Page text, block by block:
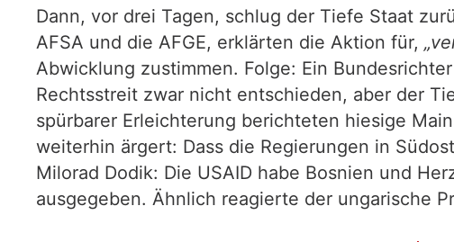
Dann, vor drei Tagen, schlug der Tiefe Staat
AFSA und die AFGE, erklärten die Aktion für,
Abwicklung zustimmen. Folge: Ein
Rechtsstreit zwar nicht entschieden, aber der
spürbarer Erleichterung berichteten hiesige
weiterhin ärgert: Dass die Regierungen in
Milorad Dodik: Die USAID habe Bosnien und
ausgegeben. Ähnlich reagierte der ungarische